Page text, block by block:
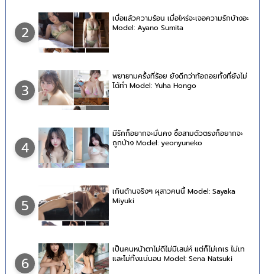
2
เบื่อแล้วความร้อน เมื่อไหร่จะเจอความรักบ้างอะ
Model: Ayano Sumita
3
พยายามครั้งที่ร้อย ยังดีกว่าท้อถอยทั้งที่ยังไม่
ได้ทำ Model: Yuha Hongo
4
มีรักก็อยากจะมั่นคง ซื้อสามตัวตรงก็อยากจะ
ถูกบ้าง Model: yeonyuneko
5
เกินต้านจริงๆ ผุสาวคนนี้ Model: Sayaka
Miyuki
6
เป็นคนหน้าตาไม่ดีไม่มีเสน่ห์ แต่ก็ไม่เกเร ไม่เท
และไม่ทิ้งแน่นอน Model: Sena Natsuki